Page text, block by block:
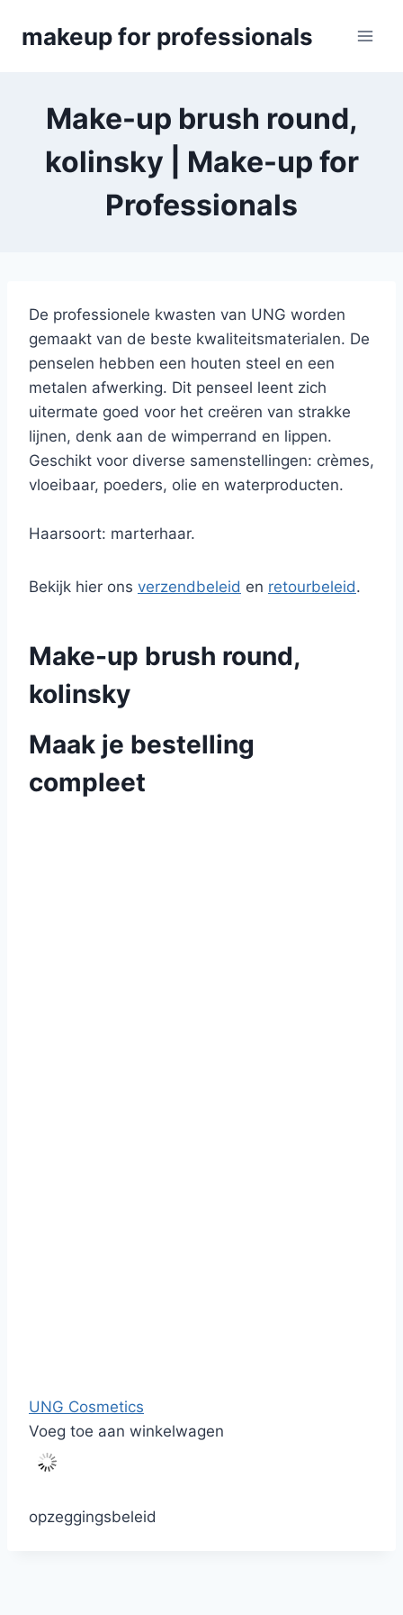
makeup for professionals
Make-up brush round,
kolinsky | Make-up for
Professionals
De professionele kwasten van UNG worden
gemaakt van de beste kwaliteitsmaterialen. De
penselen hebben een houten steel en een
metalen afwerking. Dit penseel leent zich
uitermate goed voor het creëren van strakke
lijnen, denk aan de wimperrand en lippen.
Geschikt voor diverse samenstellingen: crèmes,
vloeibaar, poeders, olie en waterproducten.
Haarsoort: marterhaar.
Bekijk hier ons verzendbeleid en retourbeleid.
Make-up brush round,
kolinsky
Maak je bestelling
compleet
UNG Cosmetics
Voeg toe aan winkelwagen
opzeggingsbeleid